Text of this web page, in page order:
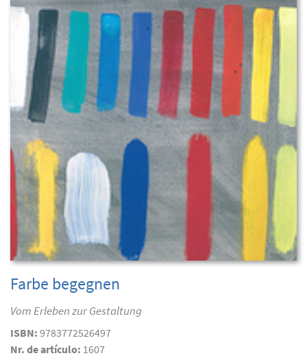
Farbe begegnen
Vom Erleben zur Gestaltung
ISBN: 9783772526497
Nr. de artículo: 1607